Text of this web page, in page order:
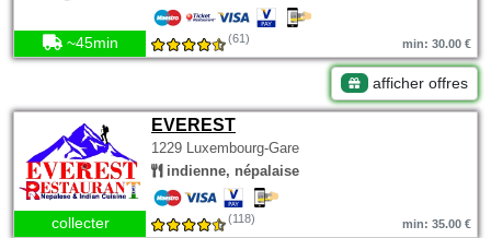
~45min (61) min: 30.00 €
afficher offres
EVEREST
1229 Luxembourg-Gare
indienne, népalaise
collecter (118) min: 35.00 €